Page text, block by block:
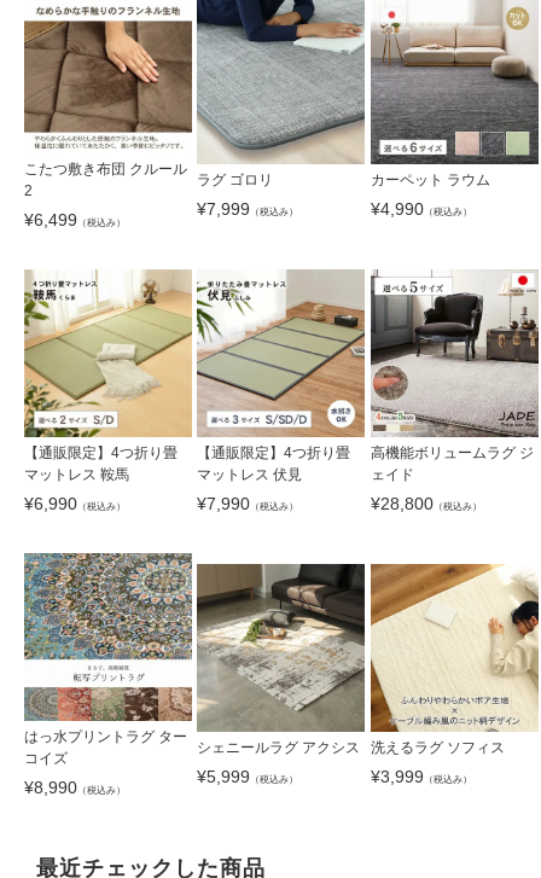
こたつ敷き布団 クルール
2
¥6,499 （税込み）
ラグ ゴロリ
¥7,999 （税込み）
カーペット ラウム
¥4,990（税込み）
【通販限定】4つ折り畳
マットレス 鞍馬
¥6,990 （税込み）
【通販限定】4つ折り畳
マットレス 伏見
¥7,990 （税込み）
高機能ボリュームラグ ジ
ェイド
¥28,800（税込み）
はっ水プリントラグ ター
コイズ
¥8,990 （税込み）
シェニールラグ アクシス
¥5,999 （税込み）
洗えるラグ ソフィス
¥3,999 （税込み）
最近チェックした商品